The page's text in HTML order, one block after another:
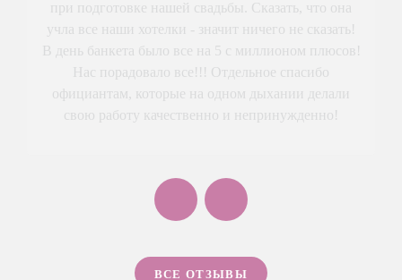
при подготовке нашей свадьбы. Сказать, что она
учла все наши хотелки - значит ничего не сказать!
В день банкета было все на 5 с миллионом плюсов!
Нас порадовало все!!! Отдельное спасибо
официантам, которые на одном дыхании делали
свою работу качественно и непринужденно!
ВСЕ ОТЗЫВЫ